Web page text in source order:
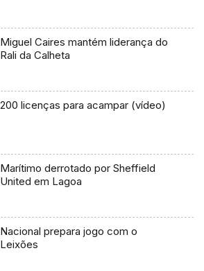
Miguel Caires mantém liderança do
Rali da Calheta
200 licenças para acampar (vídeo)
Marítimo derrotado por Sheffield
United em Lagoa
Nacional prepara jogo com o
Leixões